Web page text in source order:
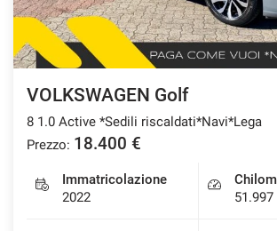
VOLKSWAGEN Golf
8 1.0 Active *Sedili riscaldati*Navi*Lega
Prezzo: 18.400 €
Immatricolazione
2022
51.997